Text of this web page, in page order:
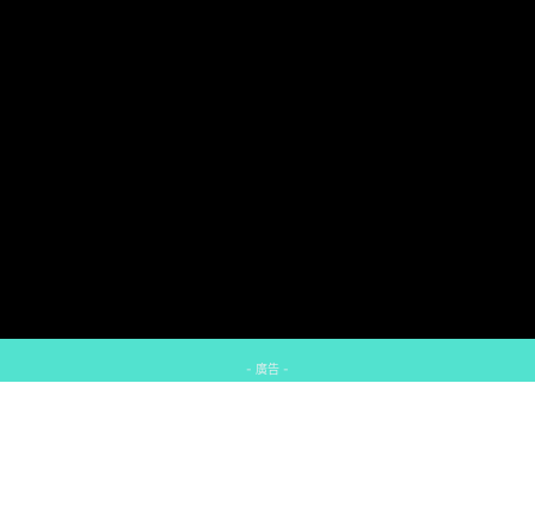
- 廣告 -